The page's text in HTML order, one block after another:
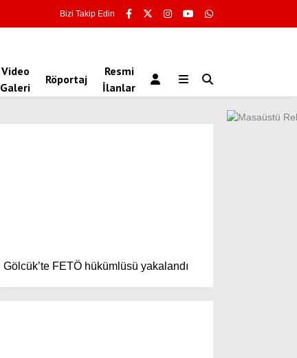
Bizi Takip Edin
Video
Galeri
Röportaj
Resmi
İlanlar
Gölcük’te FETÖ hükümlüsü yakalandı